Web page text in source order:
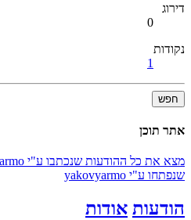
דירוג
0
נקודות
1
חפש
אתר תוכן
מצא את כל ההודעות שנכתבו ע"י yakovyarmo
שנפתחו ע"י yakovyarmo
הודעות אודות